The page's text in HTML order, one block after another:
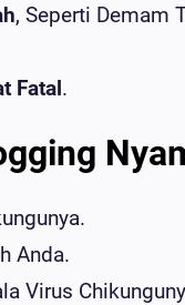
, Seperti Demam
Fatal.
Anda.
Virus